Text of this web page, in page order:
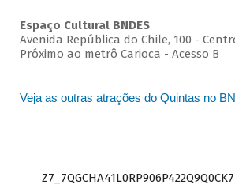
Espaço Cultural BNDES
Avenida República do Chile, 100 -
Próximo ao metrô Carioca - Acesso B
Veja as outras atrações do Quintas no
Z7_7QGCHA41L0RP906P422Q9Q0CK7